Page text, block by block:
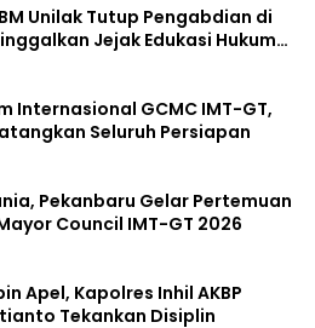
Unilak Tutup Pengabdian di
Jejak Edukasi Hukum
Internasional GCMC IMT-GT,
Seluruh Persiapan
Pekanbaru Gelar Pertemuan
Council IMT-GT 2026
Apel, Kapolres Inhil AKBP
Tekankan Disiplin